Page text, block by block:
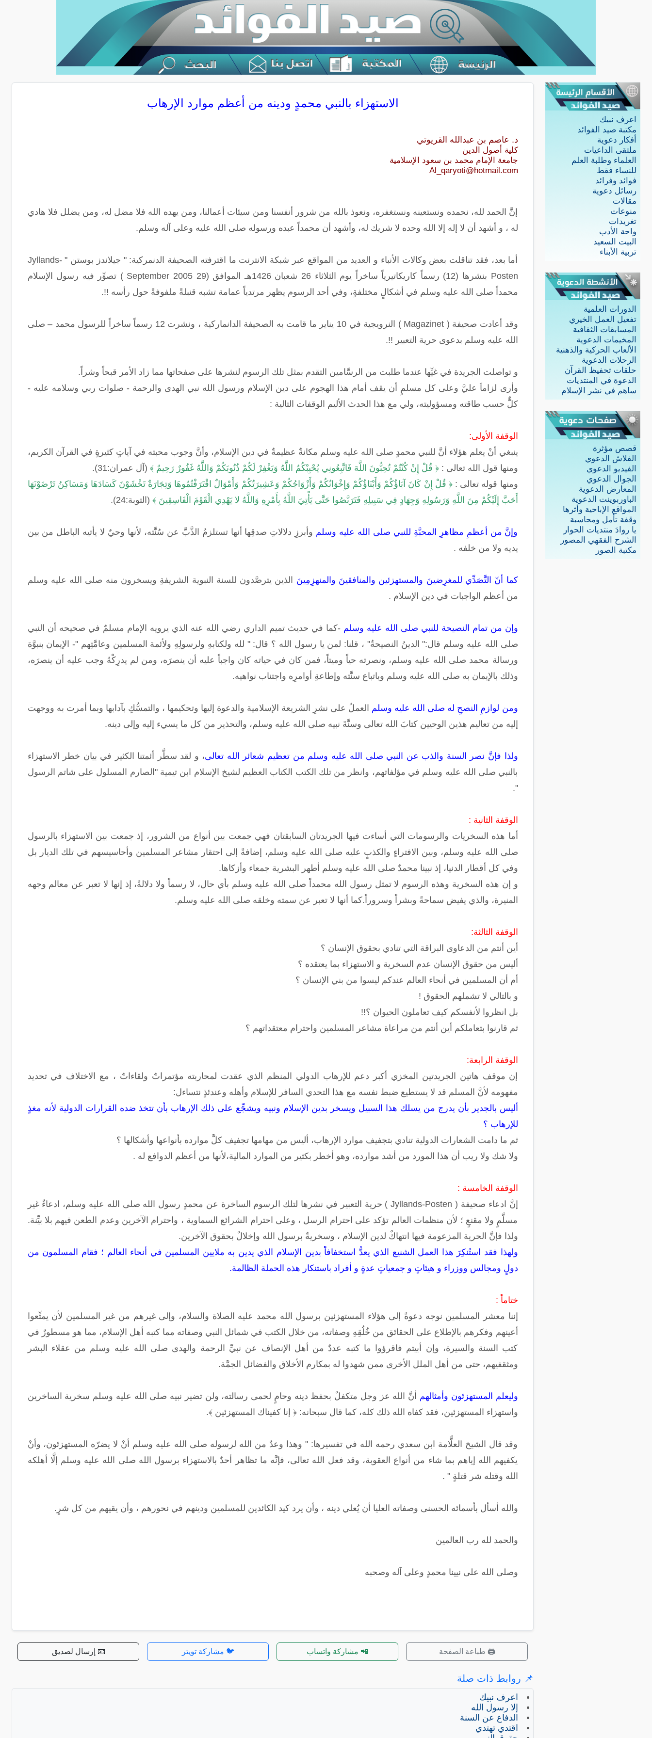
اعرف نبيك
مكتبة صيد الفوائد
أفكار دعوية
ملتقى الداعيات
العلماء وطلبة العلم
للنساء فقط
فوائد وفرائد
رسائل دعوية
مقالات
منوعات
تغريدات
واحة الأدب
البيت السعيد
تربية الأبناء
الدورات العلمية
تفعيل العمل الخيري
المسابقات الثقافية
المخيمات الدعوية
الألعاب الحركية والذهنية
الرحلات الدعوية
حلقات تحفيظ القرآن
الدعوة في المنتديات
ساهم في نشر الإسلام
قصص مؤثرة
الفلاش الدعوي
الفيديو الدعوي
الجوال الدعوي
المعارض الدعوية
الباوربوينت الدعوية
المواقع الإباحية وأثرها
وقفة تأمل ومحاسبة
يا روادَ منتديات الحوار
الشرح الفقهي المصور
مكتبة الصور
الاستهزاء بالنبي محمدٍ ودينه من أعظم موارد الإرهاب
د. عاصم بن عبدالله القريوتي
كلية أصول الدين
جامعة الإمام محمد بن سعود الإسلامية
Al_qaryoti@hotmail.com
إنَّ الحمد لله، نحمده ونستعينه ونستغفره، ونعوذ بالله من شرور أنفسنا ومن سيئات أعمالنا، ومن يهده الله فلا مضل له، ومن يضلل فلا هادي
له ، و أشهد أن لا إله إلا الله وحده لا شريك له، وأشهد أن محمداً عبده ورسوله صلى الله عليه وعلى آله وسلم.
أما بعد، فقد تناقلت بعض وكالات الأنباء و العديد من المواقع عبر شبكة الانترنت ما اقترفته الصحيفة الدنمركية: " جيلاندز بوستن " Jyllands-
Posten بنشرها (12) رسماً كاريكاتيرياً ساخراً يوم الثلاثاء 26 شعبان 1426هـ الموافق (29 September 2005 ) تصوِّر فيه رسول الإسلام
محمداً صلى الله عليه وسلم في أشكالٍ مختلفةٍ، وفي أحد الرسوم يظهر مرتدياً عمامة تشبه قنبلةً ملفوفةً حول رأسه !!.
وقد أعادت صحيفة ( Magazinet ) النرويجية في 10 يناير ما قامت به الصحيفة الدانماركية ، ونشرت 12 رسماً ساخراً للرسول محمد – صلى
الله عليه وسلم بدعوى حرية التعبير !!.
و تواصلت الجريدة في غيِّها عندما طلبت من الرسَّامين التقدم بمثل تلك الرسوم لنشرها على صفحاتها مما زاد الأمر قبحاً وشراً.
وأرى لزاماَ عليَّ وعلى كل مسلمٍ أن يقف أمام هذا الهجوم على دين الإسلام ورسول الله نبي الهدى والرحمة - صلوات ربي وسلامه عليه -
كلٌّ حسب طاقته ومسؤوليته، ولي مع هذا الحدث الأليم الوقفات التالية :
الوقفة الأولى:
ينبغي أنْ يعلم هؤلاء أنَّ للنبي محمدٍ صلى الله عليه وسلم مكانةٌ عظيمةٌ في دين الإسلام، وأنَّ وجوب محبته في آياتٍ كثيرةٍ في القرآن الكريم،
ومنها قول الله تعالى : ﴿ قُلْ إِنْ كُنْتُمْ تُحِبُّونَ اللَّهَ فَاتَّبِعُونِي يُحْبِبْكُمُ اللَّهُ وَيَغْفِرْ لَكُمْ ذُنُوبَكُمْ وَاللَّهُ غَفُورٌ رَحِيمٌ ﴾ (آل عمران:31).
ومنها قوله تعالى :﴿ قُلْ إِنْ كَانَ آبَاؤُكُمْ وَأَبْنَاؤُكُمْ وَإِخْوَانُكُمْ وَأَزْوَاجُكُمْ وَعَشِيرَتُكُمْ وَأَمْوَالٌ اقْتَرَفْتُمُوهَا وَتِجَارَةٌ تَخْشَوْنَ كَسَادَهَا وَمَسَاكِنُ تَرْضَوْنَهَا
أَحَبَّ إِلَيْكُمْ مِنَ اللَّهِ وَرَسُولِهِ وَجِهَادٍ فِي سَبِيلِهِ فَتَرَبَّصُوا حَتَّى يَأْتِيَ اللَّهُ بِأَمْرِهِ وَاللَّهُ لا يَهْدِي الْقَوْمَ الْفَاسِقِينَ ﴾ (التوبة:24).
وإنَّ من أعظمِ مظاهرِ المحبَّةِ للنبي صلى الله عليه وسلم وأبرزِ دلالاتِ صدقِها أنها تستلزمُ الذَّبَّ عن سُنَّته، لأنها وحيٌ لا يأتيه الباطل من بين
يديه ولا من خلفه .
كما أنّ التَّصَدِّي للمغرِضينَ والمستهزئين والمنافقينَ والمنهزِمِينَ الذين يترصَّدون للسنة النبوية الشريفةِ ويسخرون منه صلى الله عليه وسلم
من أعظم الواجبات في دين الإسلام .
وإن من تمام النصيحة للنبي صلى الله عليه وسلم-كما في حديث تميم الداري رضي الله عنه الذي يرويه الإمام مسلمٌ في صحيحه أن النبي
صلى الله عليه وسلم قال:" الدينُ النصيحةُ" ، قلنا: لمن يا رسول الله ؟ قال: " لله ولكتابهِ ولرسولِهِ ولأئمة المسلمين وعامَّتِهم "- الإيمان بنبوَّة
ورسالة محمد صلى الله عليه وسلم، ونصرته حياً وميتاً، فمن كان في حياته كان واجباً عليه أن ينصرَه، ومن لم يدرِكْهُ وجب عليه أن ينصرَه،
وذلك بالإيمان به صلى الله عليه وسلم وباتباع سنَّته وإطاعةِ أوامرِه واجتناب نواهيه.
ومن لوازمِ النصحِ له صلى الله عليه وسلم العملُ على نشرِ الشريعة الإسلامية والدعوة إليها وتحكيمها ، والتمسُّكِ بآدابها وبما أمرت به ووجهت
إليه من تعاليم هذين الوحيين كتابَ الله تعالى وسنَّةَ نبيه صلى الله عليه وسلم، والتحذير من كل ما يسيء إليه وإلى دينه.
ولذا فإنَّ نصر السنة والذب عن النبي صلى الله عليه وسلم من تعظيم شعائر الله تعالى، و لقد سطَّر أئمتنا الكثير في بيان خطر الاستهزاء
بالنبي صلى الله عليه وسلم في مؤلفاتهم، وانظر من تلك الكتب الكتاب العظيم لشيخ الإسلام ابن تيمية "الصارم المسلول على شاتم الرسول
".
الوقفة الثانية :
أما هذه السخريات والرسومات التي أساءت فيها الجريدتان السابقتان فهي جمعت بين أنواع من الشرور، إذ جمعت بين الاستهزاء بالرسول
صلى الله عليه وسلم، وبين الافتراءٍ والكذبٍ عليه صلى الله عليه وسلم، إضافةً إلى احتقار مشاعر المسلمين وأحاسيسهم في تلك الديار بل
وفي كل أقطار الدنيا، إذ نبينا محمدٌ صلى الله عليه وسلم أطهر البشرية جمعاء وأزكاها.
و إن هذه السخرية وهذه الرسوم لا تمثل رسول الله محمداً صلى الله عليه وسلم بأي حال، لا رسماً ولا دلالةً، إذ إنها لا تعبر عن معالم وجهه
المنيرة، والذي يفيض سماحةً وبشراً وسروراً.كما أنها لا تعبر عن سمته وخلقه صلى الله عليه وسلم.
الوقفة الثالثة:
أين أنتم من الدعاوى البراقة التي تنادي بحقوق الإنسان ؟
أليس من حقوق الإنسان عدم السخرية و الاستهزاء بما يعتقده ؟
أم أن المسلمين في أنحاء العالم عندكم ليسوا من بني الإنسان ؟
و بالتالي لا تشملهم الحقوق !
بل انظروا لأنفسكم كيف تعاملون الحيوان ؟!!
ثم قارنوا بتعاملكم أين أنتم من مراعاة مشاعر المسلمين واحترام معتقداتهم ؟
الوقفة الرابعة:
إن موقف هاتين الجريدتين المخزي أكبر دعم للإرهاب الدولي المنظم الذي عقدت لمحاربته مؤتمراتٌ ولقاءاتٌ ، مع الاختلاف في تحديد
مفهومه لأنَّ المسلم قد لا يستطيع ضبط نفسه مع هذا التحدي السافر للإسلام وأهله وعندئذٍ نتساءل:
أليس بالجدير بأن يدرج من يسلك هذا السبيل ويسخر بدين الإسلام ونبيه ويشجِّع على ذلك الإرهاب بأن تتخذ ضده القرارات الدولية لأنه مغذٍ
للإرهاب ؟
ثم ما دامت الشعارات الدولية تنادي بتجفيف موارد الإرهاب، أليس من مهامها تجفيف كلَّ موارده بأنواعها وأشكالها ؟
ولا شك ولا ريب أن هذا المورد من أشد موارده، وهو أخطر بكثير من الموارد المالية،لأنها من أعظم الدوافع له .
الوقفة الخامسة :
إنَّ ادعاء صحيفة ( Jyllands-Posten ) حرية التعبير في نشرها لتلك الرسوم الساخرة عن محمدٍ رسول الله صلى الله عليه وسلم، ادعاءٌ غير
مسلَّمٍ ولا مقنعٍ ؛ لأن منظمات العالم تؤكد على احترام الرسل ، وعلى احترام الشرائع السماوية ، واحترام الآخرين وعدم الطعن فيهم بلا بيِّنة.
ولذا فإنَّ الحرية المزعومة فيها انتهاكٌ لدين الإسلام ، وسخريةٌ برسول الله وإخلالٌ بحقوق الآخرين.
ولهذا فقد استُنكِرَ هذا العمل الشنيع الذي يعدُّ استخفافاً بدين الإسلام الذي يدين به ملايين المسلمين في أنحاء العالم ؛ فقام المسلمون من
دولٍ ومجالس ووزراء و هيئاتٍ و جمعياتٍ عدةٍ و أفراد باستنكار هذه الحملة الظالمة.
ختاماً :
إننا معشر المسلمين نوجه دعوةً إلى هؤلاء المستهزئين برسول الله محمد عليه الصلاة والسلام، وإلى غيرهم من غير المسلمين لأن يمتِّعوا
أعينهم وفكرهم بالإطلاع على الحقائق من خُلُقِهِ وصفاته، من خلال الكتب في شمائل النبي وصفاته مما كتبه أهل الإسلام، مما هو مسطورٌ في
كتب السنة والسيرة، وإن أبيتم فاقرؤوا ما كتبه عددٌ من أهل الإنصاف عن نبيِّ الرحمة والهدى صلى الله عليه وسلم من عقلاء البشر
ومثقفيهم، حتى من أهل الملل الأخرى ممن شهدوا له بمكارم الأخلاق والفضائل الجمَّة.
وليعلم المستهزئون وأمثالهم أنَّ الله عز وجل متكفلٌ بحفظ دينه وحامٍ لحمى رسالته، ولن تضير نبيه صلى الله عليه وسلم سخرية الساخرين
واستهزاء المستهزئين، فقد كفاه الله ذلك كله، كما قال سبحانه: ﴿ إنا كفيناك المستهزئين ﴾.
وقد قال الشيخ العلًّامة ابن سعدي رحمه الله في تفسيرها: " وهذا وعدٌ من الله لرسوله صلى الله عليه وسلم أنْ لا يضرّه المستهزئون، وأنْ
يكفيهم الله إياهم بما شاء من أنواع العقوبة، وقد فعل الله تعالى، فإنَّه ما تظاهر أحدٌ بالاستهزاء برسول الله صلى الله عليه وسلم إلَّا أهلكه
الله وقتله شر قتلةٍ " .
والله أسأل بأسمائه الحسنى وصفاته العليا أن يُعلي دينه ، وأن يرد كيد الكائدين للمسلمين ودينهم في نحورهم ، وأن يقيهم من كل شرٍ.
والحمد لله رب العالمين
وصلى الله على نيينا محمدٍ وعلى آله وصحبه
🖨️ طباعة الصفحة 📲 مشاركة واتساب 🐦 مشاركة تويتر 📧 إرسال لصديق
📌 روابط ذات صلة
اعرف نبيك
إلا رسول الله
الدفاع عن السنة
اقتدي تهتدي